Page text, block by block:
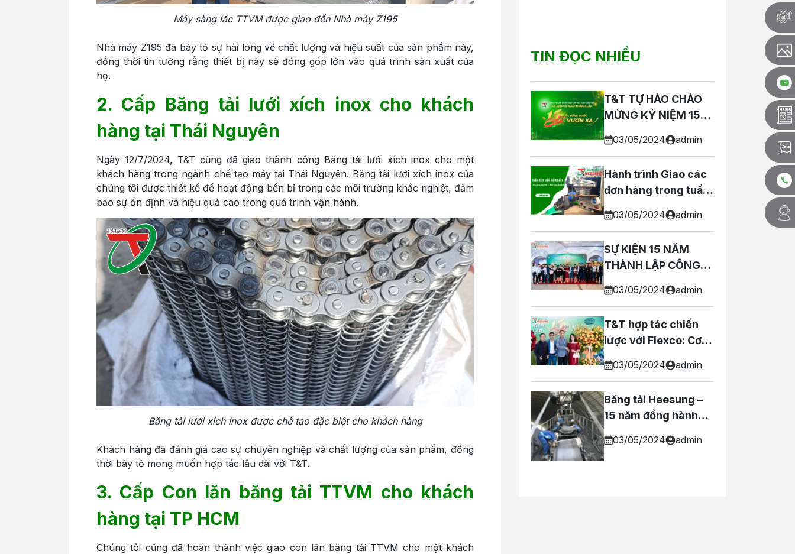
Máy sàng lắc TTVM được giao đến Nhà máy Z195
Nhà máy Z195 đã bày tỏ sự hài lòng về chất lượng và hiệu suất của sản phẩm này,
đồng thời tin tưởng rằng thiết bị này sẽ đóng góp lớn vào quá trình sản xuất của
họ.
2. Cấp Băng tải lưới xích inox cho khách
hàng tại Thái Nguyên
Ngày 12/7/2024, T&T cũng đã giao thành công Băng tải lưới xích inox cho một
khách hàng trong ngành chế tạo máy tại Thái Nguyên. Băng tải lưới xích inox của
chúng tôi được thiết kế để hoạt động bền bỉ trong các môi trường khắc nghiệt, đảm
bảo sự ổn định và hiệu quả cao trong quá trình vận hành.
Băng tải lưới xích inox được chế tạo đặc biệt cho khách hàng
Khách hàng đã đánh giá cao sự chuyên nghiệp và chất lượng của sản phẩm, đồng
thời bày tỏ mong muốn hợp tác lâu dài với T&T.
3. Cấp Con lăn băng tải TTVM cho khách
hàng tại TP HCM
Chúng tôi cũng đã hoàn thành việc giao con lăn băng tải TTVM cho một khách
TIN ĐỌC NHIỀU
T&T TỰ HÀO CHÀO
MỪNG KỶ NIỆM 15
03/05/2024 admin
Hành trình Giao các
đơn hàng trong tuần
03/05/2024 admin
SỰ KIỆN 15 NĂM
THÀNH LẬP CÔNG
03/05/2024 admin
T&T hợp tác chiến
lược với Flexco: Cơ
03/05/2024 admin
Băng tải Heesung –
15 năm đồng hành
nghiệp Việt
03/05/2024 admin